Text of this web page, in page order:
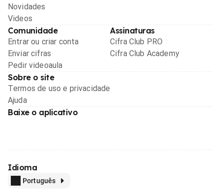
Novidades
Videos
Comunidade
Entrar ou criar conta
Enviar cifras
Pedir videoaula
Assinaturas
Cifra Club PRO
Cifra Club Academy
Sobre o site
Termos de uso e privacidade
Ajuda
Baixe o aplicativo
Idioma
Português